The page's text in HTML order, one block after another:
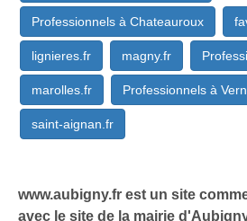
Professionnels à Chateauroux
lignieres.fr magny.fr
marolles.fr Professionnels à
saint-aignan.fr
www.aubigny.fr est un site
avec le site de la mairie